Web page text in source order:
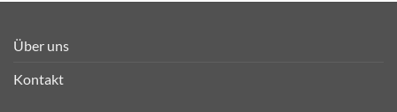
Über uns
Kontakt